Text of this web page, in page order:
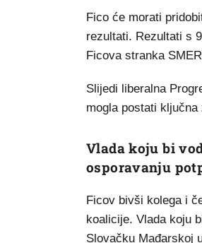
Fico će morati
rezultati. Rezultati s
Ficova stranka
Slijedi liberalna
mogla postati
Vlada koju bi
osporavanju
Ficov bivši kolega i
koalicije. Vlada koju
Slovačku Mađarskoj